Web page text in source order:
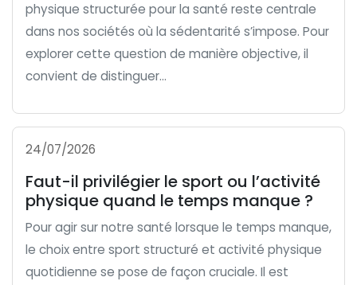
physique structurée pour la santé reste centrale
dans nos sociétés où la sédentarité s’impose. Pour
explorer cette question de manière objective, il
convient de distinguer...
24/07/2026
Faut-il privilégier le sport ou l’activité
physique quand le temps manque ?
Pour agir sur notre santé lorsque le temps manque,
le choix entre sport structuré et activité physique
quotidienne se pose de façon cruciale. Il est